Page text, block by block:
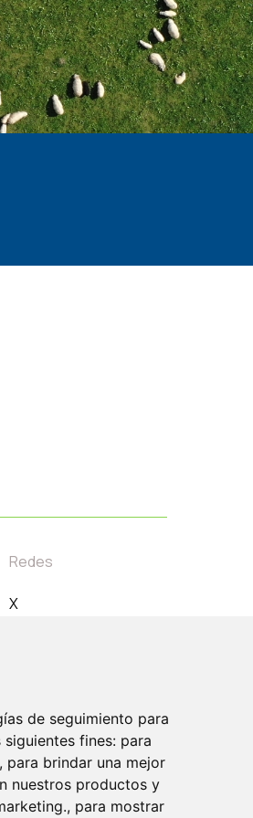
de seguimiento para
fines: para
brindar una mejor
nuestros productos y
para mostrar
Redes
X